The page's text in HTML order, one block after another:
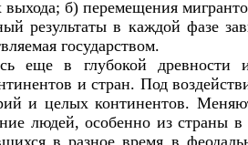
б) перемещения
результаты в каждой фазе
государством.
еще в глубокой
и стран. Под
и целых континентов.
людей, особенно из страны в
в разное время в